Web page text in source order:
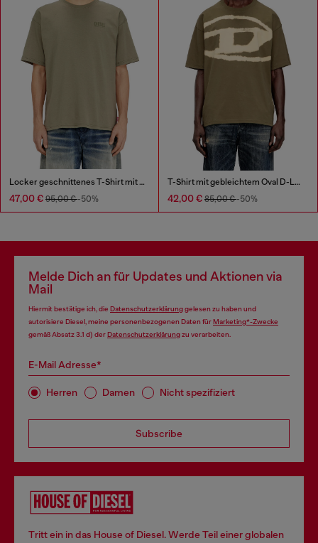
Locker geschnittenes T-Shirt mit Camouflage-Print auf dem Rücken
47,00 € 95,00 €-50%
T-Shirt mit gebleichtem Oval D-Logo
42,00 € 85,00 €-50%
Melde Dich an für Updates und Aktionen via
Mail
Hiermit bestätige ich, die Datenschutzerklärunggelesen zu haben und
autorisiere Diesel, meine personenbezogenen Daten fürMarketing*-Zwecke
gemäß Absatz 3.1 d) derDatenschutzerklärungzu verarbeiten.
E-Mail Adresse*
Herren Damen Nicht spezifiziert
Subscribe
Tritt ein in das House of Diesel. Werde Teil einer globalen